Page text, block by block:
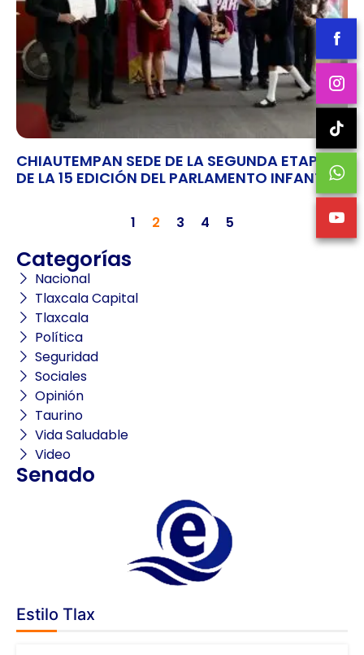
CHIAUTEMPAN SEDE DE LA SEGUNDA ETAPA
DE LA 15 EDICIÓN DEL PARLAMENTO INFANTIL
1 2 3 4 5
Categorías
Nacional
Tlaxcala Capital
Tlaxcala
Política
Seguridad
Sociales
Opinión
Taurino
Vida Saludable
Video
Senado
Estilo Tlax